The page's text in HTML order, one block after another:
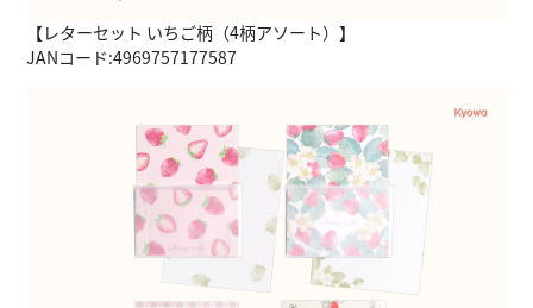
【レターセット いちご柄（4柄アソート）】
JANコード:4969757177587